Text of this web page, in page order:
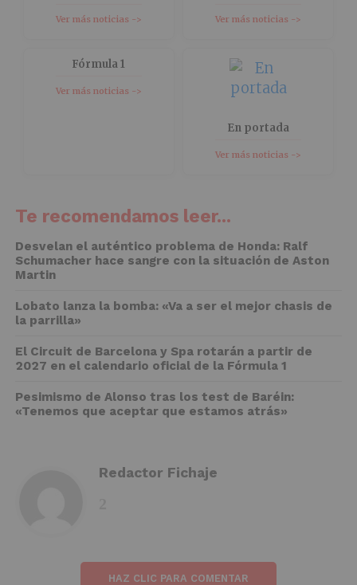
Ver más noticias -> Ver más noticias ->
Fórmula 1
Ver más noticias ->
En portada
Ver más noticias ->
Te recomendamos leer...
Desvelan el auténtico problema de Honda: Ralf
Schumacher hace sangre con la situación de Aston
Martin
Lobato lanza la bomba: «Va a ser el mejor chasis de
la parrilla»
El Circuit de Barcelona y Spa rotarán a partir de
2027 en el calendario oficial de la Fórmula 1
Pesimismo de Alonso tras los test de Baréin:
«Tenemos que aceptar que estamos atrás»
Redactor Fichaje
HAZ CLIC PARA COMENTAR